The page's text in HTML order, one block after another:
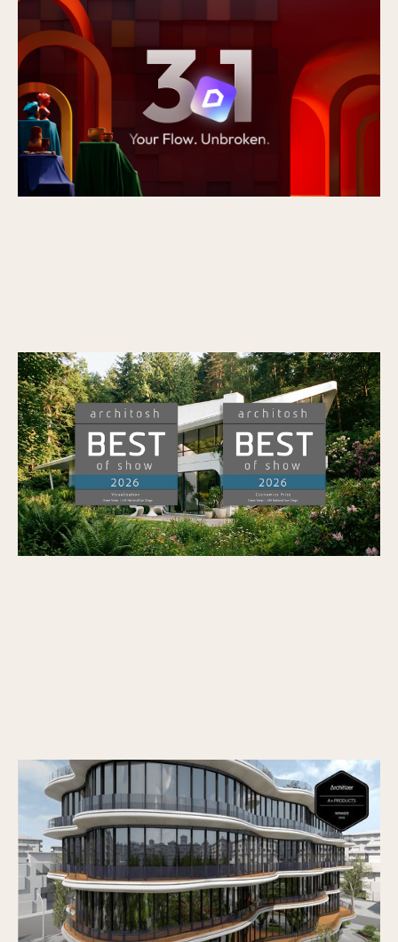
Nouveautés de la version D5 3.1 : du rendu à
une plateforme de présentation complète
Publié le
Veras remporte le prix « BEST of SHOW »
d’Architosh dans la catégorie « Visualization
» ainsi que le prix « Economics » lors de
l’AIA26
Publié le 7/7/2026
Vectorworks Architecture 2026 remporte
l’Architizer A+Product Popular Choice Award
Publié le30/6/2026